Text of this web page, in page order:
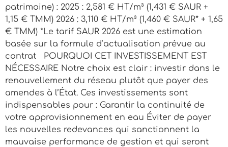
patrimoine) : 2025 : 2,581 € HT/m³ (1,431 € SAUR +
1,15 € TMM) 2026 : 3,110 € HT/m³ (1,460 € SAUR* + 1,65
€ TMM) *Le tarif SAUR 2026 est une estimation
basée sur la formule d’actualisation prévue au
contrat POURQUOI CET INVESTISSEMENT EST
NÉCESSAIRE Notre choix est clair : investir dans le
renouvellement du réseau plutôt que payer des
amendes à l’État. Ces investissements sont
indispensables pour : Garantir la continuité de
votre approvisionnement en eau Éviter de payer
les nouvelles redevances qui sanctionnent la
mauvaise performance de gestion et qui seront